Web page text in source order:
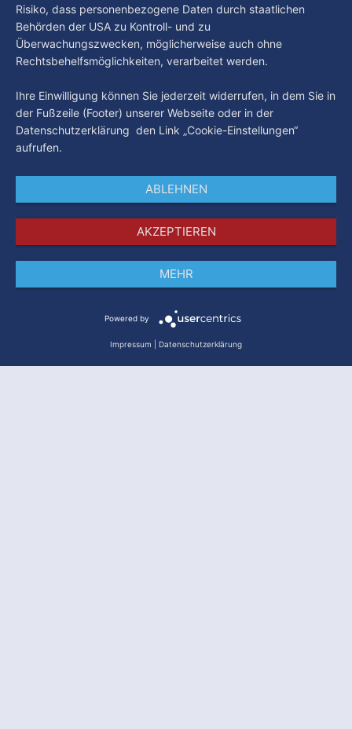
Datenschutz
Risiko, dass personenbezogene Daten durch staatlichen
Behörden der USA zu Kontroll- und zu
Überwachungszwecken, möglicherweise auch ohne
Rechtsbehelfsmöglichkeiten, verarbeitet werden.
Ihre Einwilligung können Sie jederzeit widerrufen, in dem Sie in
der Fußzeile (Footer) unserer Webseite oder in der
Datenschutzerklärung den Link „Cookie-Einstellungen“
aufrufen.
ABLEHNEN
AKZEPTIEREN
MEHR
Powered by
Impressum Datenschutzerklärung